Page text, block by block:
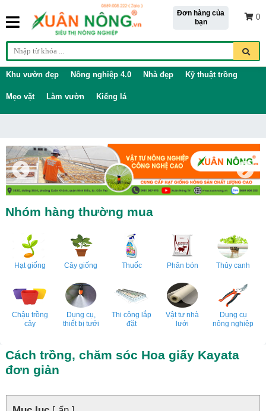
Đơn hàng của
bạn
0
Khu vườn đẹp Nông nghiệp 4.0 Nhà đẹp Kỹ thuật trồng
Mẹo vặt Làm vườn Kiểng lá
Nhóm hàng thường mua
Hạt giống Cây giống Thuốc Phân bón Thủy canh
Chậu trồng
cây
Dụng cụ,
thiết bị tưới
Thi công lắp
đặt
Vật tư nhà
lưới
Dụng cụ
nông nghiệp
Cách trồng, chăm sóc Hoa giấy Kayata
đơn giản